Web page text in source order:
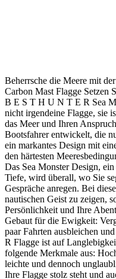
Beherrsche die Meere mit
Carbon Mast Flagge Setzen
B E S T H U N T E R Sea
nicht irgendeine Flagge, sie
das Meer und Ihren
Bootsfahrer entwickelt, die
ein markantes Design mit
den härtesten
Das Sea Monster Design,
Tiefe, wird überall, wo Sie
Gespräche anregen. Bei
nautischen Geist zu zeigen,
Persönlichkeit und Ihre
Gebaut für die Ewigkeit:
paar Fahrten ausbleichen
R Flagge ist auf
folgende Merkmale aus:
leichte und dennoch
Ihre Flagge stolz steht und